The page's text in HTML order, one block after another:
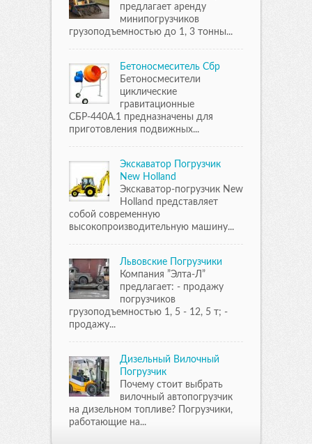
предлагает аренду
минипогрузчиков
грузоподъемностью до 1, 3 тонны...
Бетоносмеситель Сбр
Бетоносмесители
циклические
гравитационные
СБР-440А.1 предназначены для
приготовления подвижных...
Экскаватор Погрузчик
New Holland
Экскаватор-погрузчик New
Holland представляет
собой современную
высокопроизводительную машину...
Львовские Погрузчики
Компания ”Элта-Л”
предлагает: - продажу
погрузчиков
грузоподъемностью 1, 5 - 12, 5 т; -
продажу...
Дизельный Вилочный
Погрузчик
Почему стоит выбрать
вилочный автопогрузчик
на дизельном топливе? Погрузчики,
работающие на...